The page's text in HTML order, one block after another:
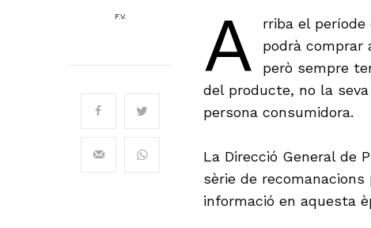
F.V. A
rriba el
podrà
però sempre
del producte, no la
persona consumidora.
La Direcció General de
sèrie de
informació en aquesta